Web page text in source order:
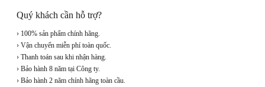
Quý khách cần hỗ trợ?
› 100% sản phẩm chính hãng.
› Vận chuyển miễn phí toàn quốc.
› Thanh toán sau khi nhận hàng.
› Bảo hành 8 năm tại Công ty.
› Bảo hành 2 năm chính hãng toàn cầu.